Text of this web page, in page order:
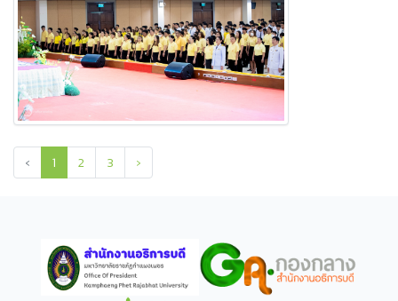
‹ 1 2 3 ›